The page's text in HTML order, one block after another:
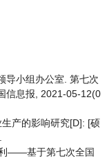
导小组办公室. 第七次
信息报, 2021-05-12(0
产的影响研究[D]: [硕
——基于第七次全国